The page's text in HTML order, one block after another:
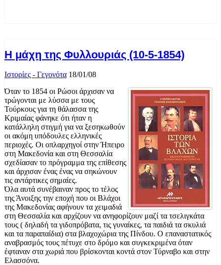
Η μάχη της Φυλλουριάς (10-5-1854)
Ιστορίες - Γεγονότα 18/01/08
Όταν το 1854 οι Ρώσοι άρχισαν να
τρώγονται με λύσσα με τους
Τούρκους για τη θάλασσα της
Κριμαίας φάνηκε ότι ήταν η
κατάλληλη στιγμή για να ξεσηκωθούν
οι ακόμη υπόδουλες ελληνικές
περιοχές. Οι οπλαρχηγοί στην Ήπειρο
στη Μακεδονία και στη Θεσσαλία
σχεδίασαν το πρόγραμμα της επίθεσης
και άρχισαν ένας ένας να σηκώνουν
τις αντάρτικες σημαίες.
Όλα αυτά συνέβαιναν προς το τέλος
της Άνοιξης την εποχή που οι Βλάχοι
της Μακεδονίας αφήνουν τα χειμαδιά
στη Θεσσαλία και αρχίζουν να ανηφορίζουν μαζί τα τσελιγκάτα
τους ( δηλαδή τα γιδοπρόβατα, τις γυναίκες, τα παιδιά τα σκυλιά
και τα παραπαίδια) στα βλαχοχώρια της Πίνδου. Ο επαναστατικός
αναβρασμός τους πέτυχε στο δρόμο και συγκεκριμένα όταν
έφταναν στα χωριά που βρίσκονται κοντά στον Τύρναβο και στην
Ελασσόνα.